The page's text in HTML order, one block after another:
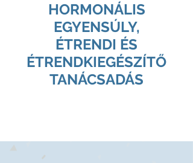
HORMONÁLIS
EGYENSÚLY,
ÉTRENDI ÉS
ÉTRENDKIEGÉSZÍTŐ
TANÁCSADÁS